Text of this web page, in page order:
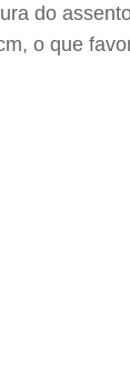
do
o que